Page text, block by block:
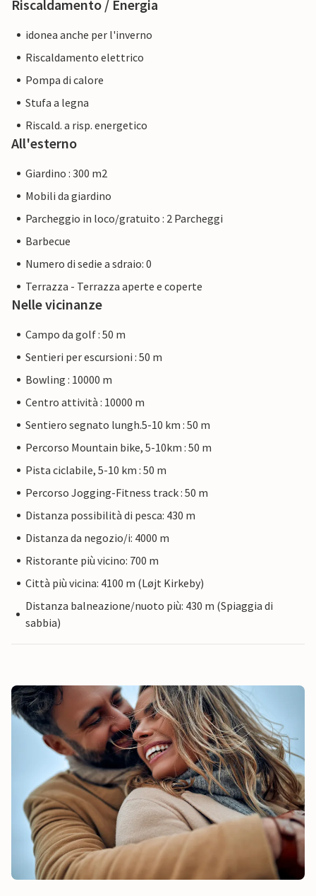
Riscaldamento / Energia
idonea anche per l'inverno
Riscaldamento elettrico
Pompa di calore
Stufa a legna
Riscald. a risp. energetico
All'esterno
Giardino : 300 m2
Mobili da giardino
Parcheggio in loco/gratuito : 2 Parcheggi
Barbecue
Numero di sedie a sdraio: 0
Terrazza - Terrazza aperte e coperte
Nelle vicinanze
Campo da golf : 50 m
Sentieri per escursioni : 50 m
Bowling : 10000 m
Centro attività : 10000 m
Sentiero segnato lungh.5-10 km : 50 m
Percorso Mountain bike, 5-10km : 50 m
Pista ciclabile, 5-10 km : 50 m
Percorso Jogging-Fitness track : 50 m
Distanza possibilità di pesca: 430 m
Distanza da negozio/i: 4000 m
Ristorante più vicino: 700 m
Città più vicina: 4100 m (Løjt Kirkeby)
Distanza balneazione/nuoto più: 430 m (Spiaggia di
sabbia)